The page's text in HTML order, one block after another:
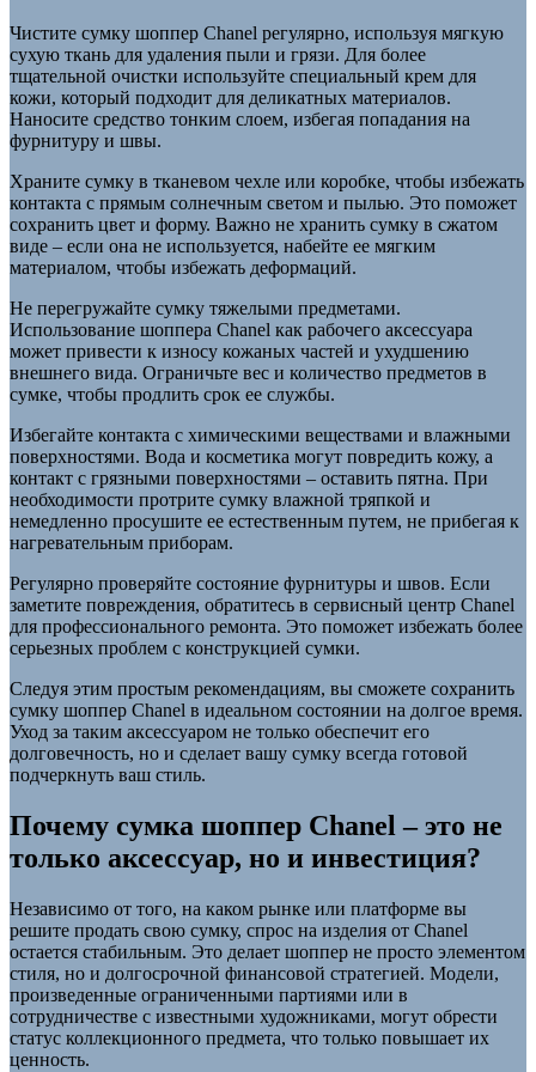
Чистите сумку шоппер Chanel регулярно, используя мягкую
сухую ткань для удаления пыли и грязи. Для более
тщательной очистки используйте специальный крем для
кожи, который подходит для деликатных материалов.
Наносите средство тонким слоем, избегая попадания на
фурнитуру и швы.
Храните сумку в тканевом чехле или коробке, чтобы избежать
контакта с прямым солнечным светом и пылью. Это поможет
сохранить цвет и форму. Важно не хранить сумку в сжатом
виде – если она не используется, набейте ее мягким
материалом, чтобы избежать деформаций.
Не перегружайте сумку тяжелыми предметами.
Использование шоппера Chanel как рабочего аксессуара
может привести к износу кожаных частей и ухудшению
внешнего вида. Ограничьте вес и количество предметов в
сумке, чтобы продлить срок ее службы.
Избегайте контакта с химическими веществами и влажными
поверхностями. Вода и косметика могут повредить кожу, а
контакт с грязными поверхностями – оставить пятна. При
необходимости протрите сумку влажной тряпкой и
немедленно просушите ее естественным путем, не прибегая к
нагревательным приборам.
Регулярно проверяйте состояние фурнитуры и швов. Если
заметите повреждения, обратитесь в сервисный центр Chanel
для профессионального ремонта. Это поможет избежать более
серьезных проблем с конструкцией сумки.
Следуя этим простым рекомендациям, вы сможете сохранить
сумку шоппер Chanel в идеальном состоянии на долгое время.
Уход за таким аксессуаром не только обеспечит его
долговечность, но и сделает вашу сумку всегда готовой
подчеркнуть ваш стиль.
Почему сумка шоппер Chanel – это не
только аксессуар, но и инвестиция?
Независимо от того, на каком рынке или платформе вы
решите продать свою сумку, спрос на изделия от Chanel
остается стабильным. Это делает шоппер не просто элементом
стиля, но и долгосрочной финансовой стратегией. Модели,
произведенные ограниченными партиями или в
сотрудничестве с известными художниками, могут обрести
статус коллекционного предмета, что только повышает их
ценность.